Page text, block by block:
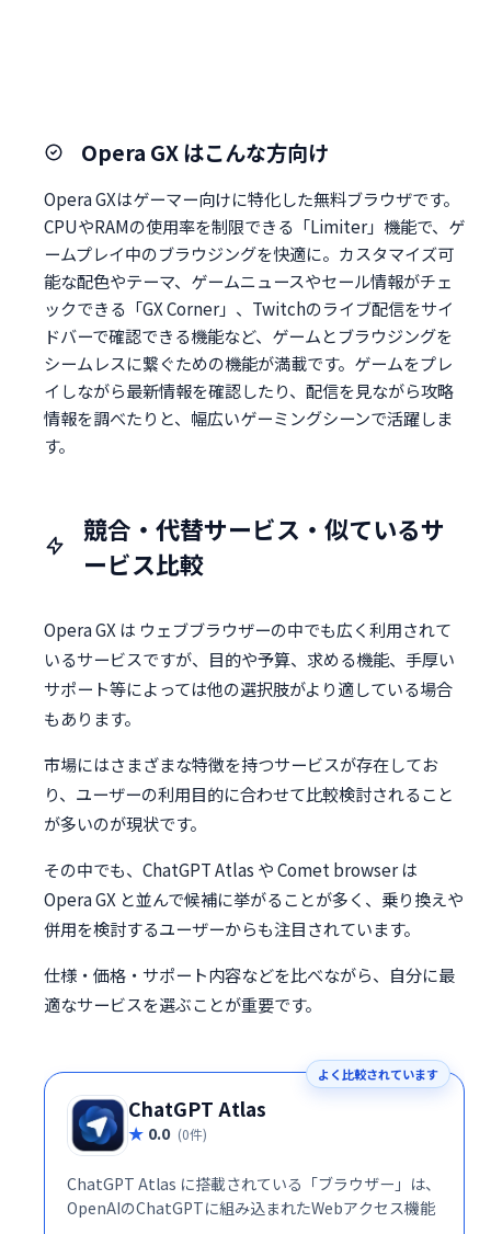
Opera GX はこんな方向け
Opera GXはゲーマー向けに特化した無料ブラウザです。
CPUやRAMの使用率を制限できる「Limiter」機能で、ゲ
ームプレイ中のブラウジングを快適に。カスタマイズ可
能な配色やテーマ、ゲームニュースやセール情報がチェ
ックできる「GX Corner」、Twitchのライブ配信をサイ
ドバーで確認できる機能など、ゲームとブラウジングを
シームレスに繋ぐための機能が満載です。ゲームをプレ
イしながら最新情報を確認したり、配信を見ながら攻略
情報を調べたりと、幅広いゲーミングシーンで活躍しま
す。
競合・代替サービス・似ているサ
ービス比較
Opera GX は ウェブブラウザーの中でも広く利用されて
いるサービスですが、目的や予算、求める機能、手厚い
サポート等によっては他の選択肢がより適している場合
もあります。
市場にはさまざまな特徴を持つサービスが存在してお
り、ユーザーの利用目的に合わせて比較検討されること
が多いのが現状です。
その中でも、ChatGPT Atlas や Comet browser は
Opera GX と並んで候補に挙がることが多く、乗り換えや
併用を検討するユーザーからも注目されています。
仕様・価格・サポート内容などを比べながら、自分に最
適なサービスを選ぶことが重要です。
よく比較されています
ChatGPT Atlas
0.0 (0件)
ChatGPT Atlas に搭載されている「ブラウザー」は、
OpenAIのChatGPTに組み込まれたWebアクセス機能